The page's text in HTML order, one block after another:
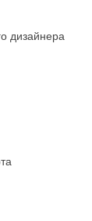
дизайнера